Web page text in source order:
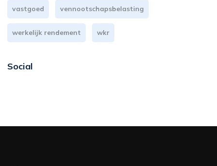
vastgoed vennootschapsbelasting
werkelijk rendement wkr
Social